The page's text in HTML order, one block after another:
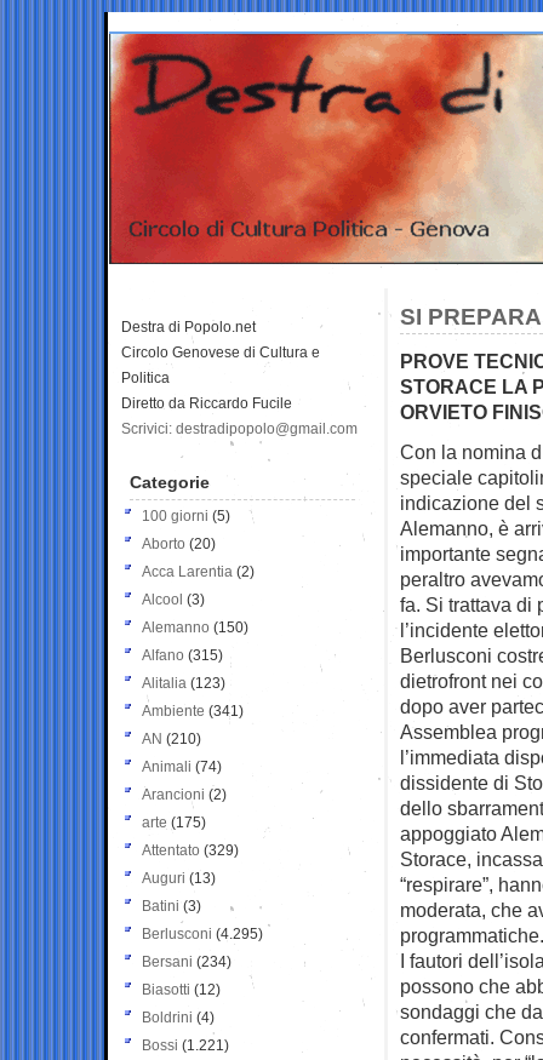
SI
PROVE
STORACE LA
ORVIETO
Con la nomina
speciale
indicazione del
Alemanno, è
importante
peraltro
fa. Si trattava di
l’incidente
Berlusconi
dietrofront nei
dopo aver
Assemblea
l’immediata
dissidente di
dello
appoggiato
Storace,
“respirare”,
moderata, che
programmatiche.
I fautori
possono che
sondaggi che
confermati.
Destra di Popolo.net
Circolo Genovese di Cultura e
Politica
Diretto da Riccardo Fucile
Scrivici: destradipopolo@gmail.com
Categorie
100 giorni (5)
Aborto (20)
Acca Larentia (2)
Alcool (3)
Alemanno (150)
Alfano (315)
Alitalia (123)
Ambiente (341)
AN (210)
Animali (74)
Arancioni (2)
arte (175)
Attentato (329)
Auguri (13)
Batini (3)
Berlusconi (4.295)
Bersani (234)
Biasotti (12)
Boldrini (4)
Bossi (1.221)